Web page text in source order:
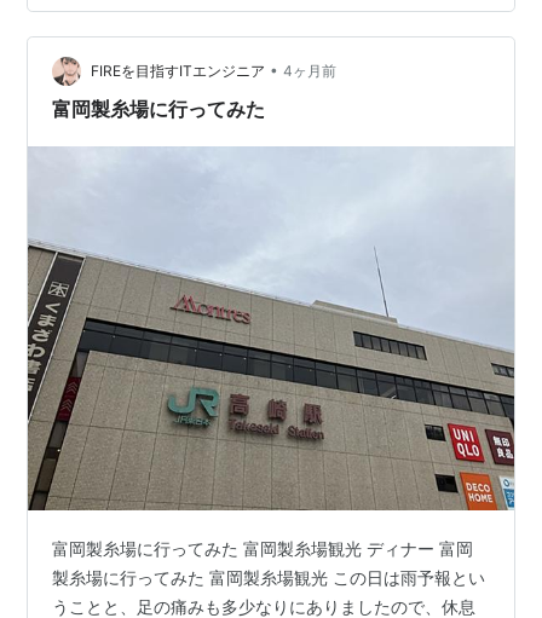
ンちゃん」 あいにくの雨なので遊具では遊べません。 り
とるふらわぁ 足湯 運玉神社 ランキング参加中みんなの
花図鑑 ランキング参加中お写んぽ日記 ランキング参加中
写真・カメラ
FIREを目指すITエンジニア • 4ヶ月前
富岡製糸場に行ってみた
富岡製糸場に行ってみた 富岡製糸場観光 ディナー 富岡
製糸場に行ってみた 富岡製糸場観光 この日は雨予報とい
うことと、足の痛みも多少なりにありましたので、休息